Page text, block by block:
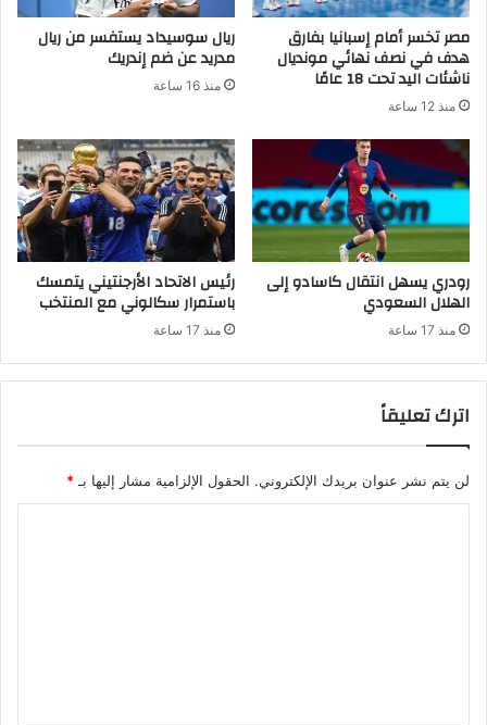
مصر تخسر أمام إسبانيا بفارق
هدف في نصف نهائي مونديال
ناشئات اليد تحت 18 عامًا
منذ 12 ساعة
ريال سوسيداد يستفسر من ريال
مدريد عن ضم إندريك
منذ 16 ساعة
رودري يسهل انتقال كاسادو إلى
الهلال السعودي
منذ 17 ساعة
رئيس الاتحاد الأرجنتيني يتمسك
باستمرار سكالوني مع المنتخب
منذ 17 ساعة
اترك تعليقاً
لن يتم نشر عنوان بريدك الإلكتروني. الحقول الإلزامية مشار إليها بـ *